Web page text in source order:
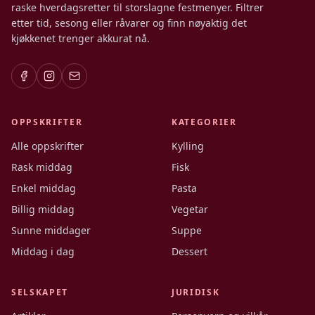
raske hverdagsretter til storslagne festmenyer. Filtrer
etter tid, sesong eller råvarer og finn nøyaktig det
kjøkkenet trenger akkurat nå.
OPPSKRIFTER
Alle oppskrifter
Rask middag
Enkel middag
Billig middag
Sunne middager
Middag i dag
KATEGORIER
Kylling
Fisk
Pasta
Vegetar
Suppe
Dessert
SELSKAPET JURIDISK